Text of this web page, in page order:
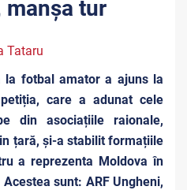
manșa tur
Tataru
la fotbal amator a ajuns la
care a adunat cele
din asociațiile raionale,
țară, și-a stabilit formațiile
a reprezenta Moldova în
Acestea sunt: ARF Ungheni,